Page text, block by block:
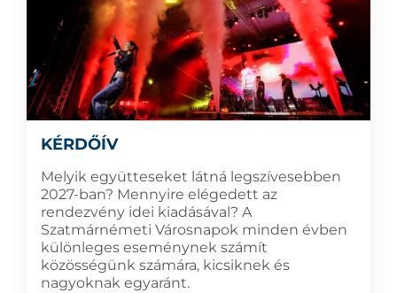
KÉRDŐÍV
Melyik együtteseket látná legszívesebben
2027-ban? Mennyire elégedett az
rendezvény idei kiadásával? A
Szatmárnémeti Városnapok minden évben
különleges eseménynek számít
közösségünk számára, kicsiknek és
nagyoknak egyaránt.